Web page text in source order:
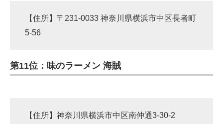
【住所】〒231-0033 神奈川県横浜市中区長者町
5-56
第11位：味のラーメン 海賊
【住所】神奈川県横浜市中区南仲通3-30-2